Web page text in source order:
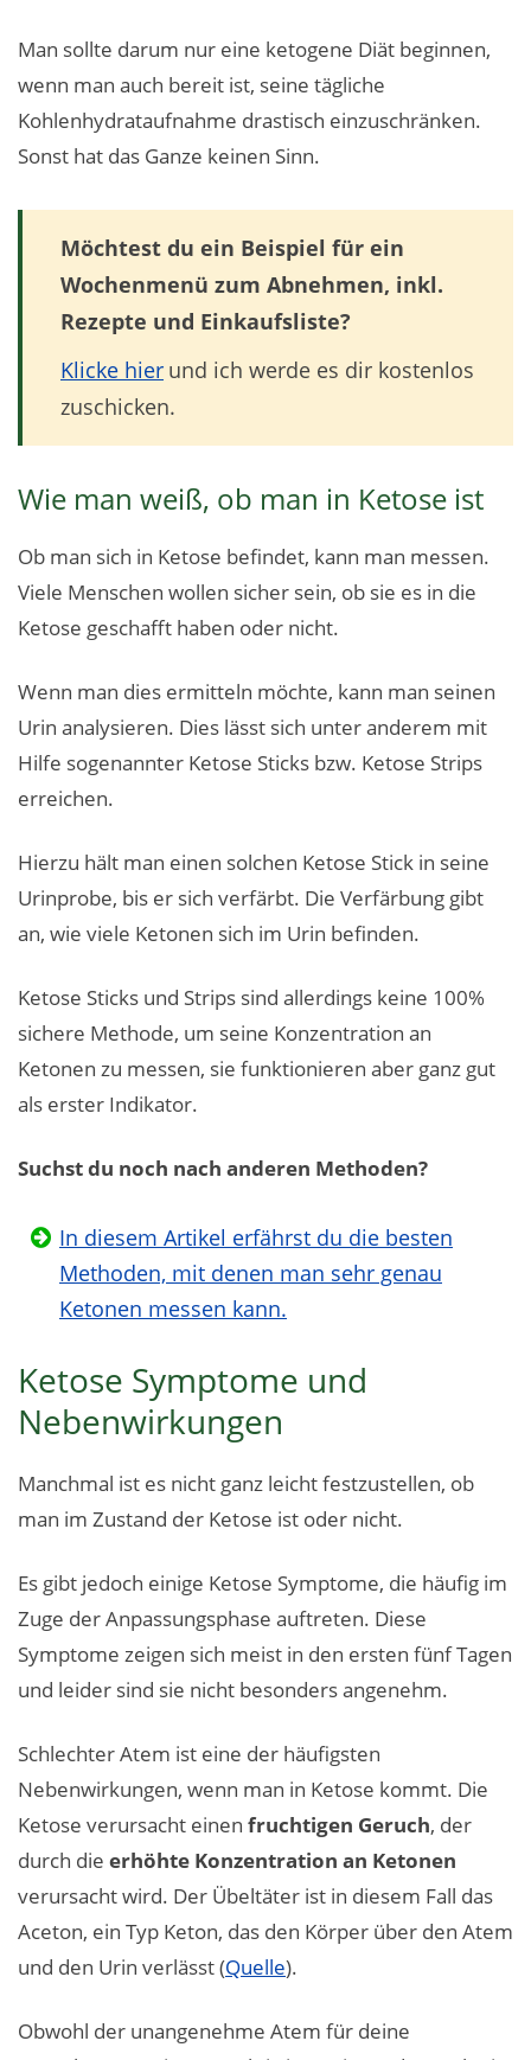
Man sollte darum nur eine ketogene Diät beginnen,
wenn man auch bereit ist, seine tägliche
Kohlenhydrataufnahme drastisch einzuschränken.
Sonst hat das Ganze keinen Sinn.
Möchtest du ein Beispiel für ein
Wochenmenü zum Abnehmen, inkl.
Rezepte und Einkaufsliste?
Klicke hier und ich werde es dir kostenlos
zuschicken.
Wie man weiß, ob man in Ketose ist
Ob man sich in Ketose befindet, kann man messen.
Viele Menschen wollen sicher sein, ob sie es in die
Ketose geschafft haben oder nicht.
Wenn man dies ermitteln möchte, kann man seinen
Urin analysieren. Dies lässt sich unter anderem mit
Hilfe sogenannter Ketose Sticks bzw. Ketose Strips
erreichen.
Hierzu hält man einen solchen Ketose Stick in seine
Urinprobe, bis er sich verfärbt. Die Verfärbung gibt
an, wie viele Ketonen sich im Urin befinden.
Ketose Sticks und Strips sind allerdings keine 100%
sichere Methode, um seine Konzentration an
Ketonen zu messen, sie funktionieren aber ganz gut
als erster Indikator.
Suchst du noch nach anderen Methoden?
In diesem Artikel erfährst du die besten
Methoden, mit denen man sehr genau
Ketonen messen kann.
Ketose Symptome und
Nebenwirkungen
Manchmal ist es nicht ganz leicht festzustellen, ob
man im Zustand der Ketose ist oder nicht.
Es gibt jedoch einige Ketose Symptome, die häufig im
Zuge der Anpassungsphase auftreten. Diese
Symptome zeigen sich meist in den ersten fünf Tagen
und leider sind sie nicht besonders angenehm.
Schlechter Atem ist eine der häufigsten
Nebenwirkungen, wenn man in Ketose kommt. Die
Ketose verursacht einen fruchtigen Geruch, der
durch die erhöhte Konzentration an Ketonen
verursacht wird. Der Übeltäter ist in diesem Fall das
Aceton, ein Typ Keton, das den Körper über den Atem
und den Urin verlässt (Quelle).
Obwohl der unangenehme Atem für deine